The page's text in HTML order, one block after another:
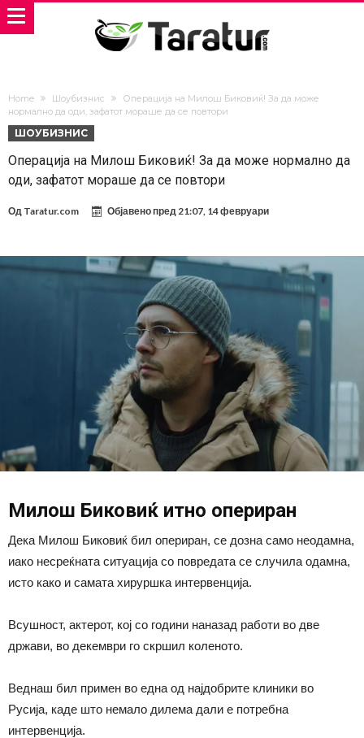
Home Шоубизнис
Оперaција на Милош Биковиќ! За да може
нормално да оди, зафатот мораше да се повтори
ШОУБИЗНИС
Оперaција на Милош Биковиќ! За да може нормално да
оди, зафатот мораше да се повтори
Од Taratur.com Објавено пред21:07, 14 февруари
Милош Биковиќ итно опериран
Дека Милош Биковиќ бил опериран, се дозна само неодамна,
иако несреќната ситуација со повредата се случила одамна,
исто како и самата хируршка интервенција.
Всушност, актерот, кој со години наназад работи во две
држави, во декември го скршил коленото.
Веднаш бил примен во една од најдобрите клиники во
Русија, каде што немало дилема дали е потребна
интервенција.